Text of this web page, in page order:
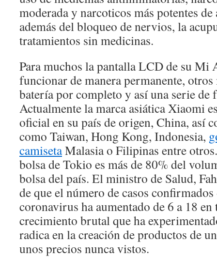
moderada y narcoticos más potentes
además del bloqueo de nervios, la
tratamientos sin medicinas.
Para muchos la pantalla LCD de su Mi
funcionar de manera permanente,
batería por completo y así una serie de
Actualmente la marca asiática Xiaomi
oficial en su país de origen, China, así
como Taiwan, Hong Kong, Indonesia,
camisetaMalasia o Filipinas entre
bolsa de Tokio es más de 80% del
bolsa del país. El ministro de Salud,
de que el número de casos
coronavirus ha aumentado de 6 a 18
crecimiento brutal que ha
radica en la creación de productos de
unos precios nunca vistos.